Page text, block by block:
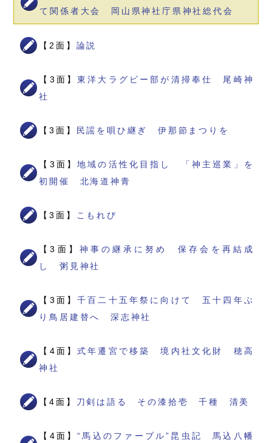
て関係者大会 岡山県神社庁県神社総代会
【2面】 論説
【3面】東洋大ラグビー部が清掃奉仕 尾崎神
社
【3面】 民謡を唄ひ継ぎ 伊那節まつりを
【3面】地域の活性化目指し 「神主巡業」を
初開催 北海道神青
【3面】 こもれび
【3面】 神事の継承に努め 保存会を再結成
し 粥見神社
【3面】千百二十五年祭に向けて 五十四年ぶ
り鳥居建替へ 深志神社
【4面】式年遷宮で移築 境内社文化財 穂高
神社
【4面】 刀剣は語る その漆拾壱 千種 清美
【4面】“馬込のファーブル”昆虫記 馬込八幡